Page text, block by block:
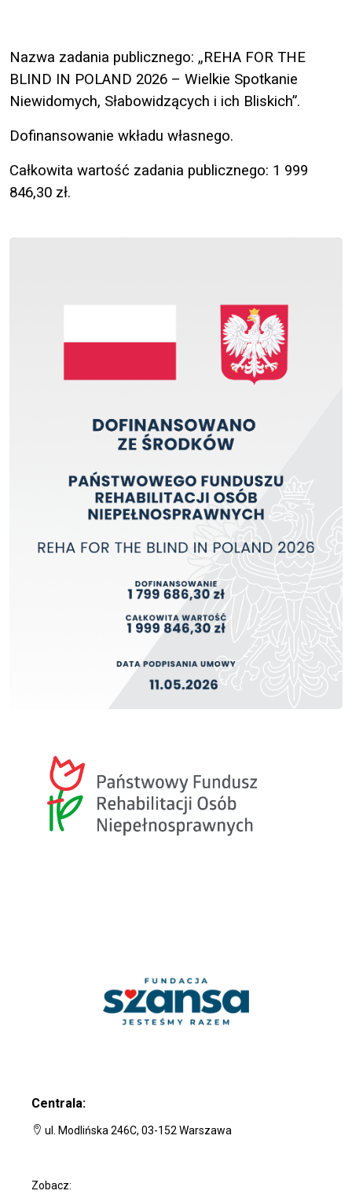
Nazwa zadania publicznego: „REHA FOR THE
BLIND IN POLAND 2026 – Wielkie Spotkanie
Niewidomych, Słabowidzących i ich Bliskich”.
Dofinansowanie wkładu własnego.
Całkowita wartość zadania publicznego: 1 999
846,30 zł.
Centrala:
ul. Modlińska 246C, 03-152 Warszawa
Zobacz: